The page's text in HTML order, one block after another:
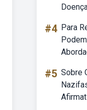
#4 Para
#5 Sobre